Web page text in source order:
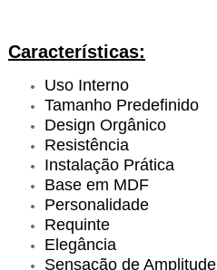
Características:
Uso Interno
Tamanho Predefinido
Design Orgânico
Resistência
Instalação Prática
Base em MDF
Personalidade
Requinte
Elegância
Sensação de Amplitude